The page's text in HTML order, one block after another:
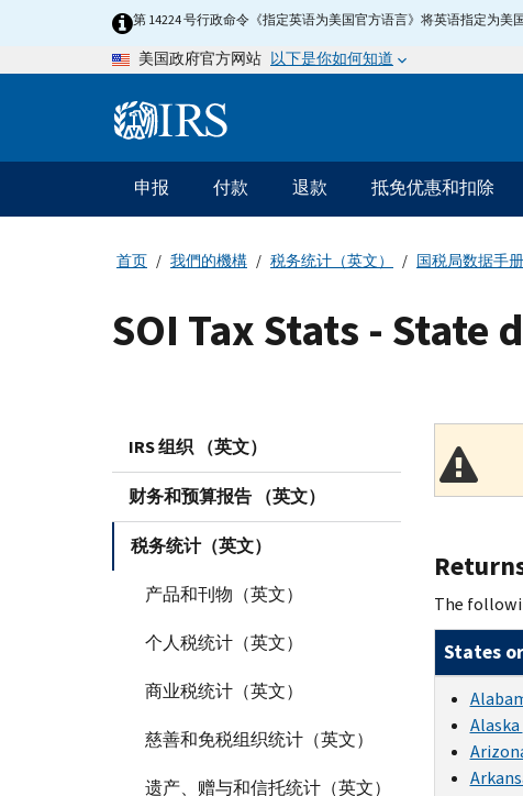
第 14224 号行政命令《指定英语为美国官方语言》将英语指定为
美国政府官方网站 以下是你如何知道
Information
主
要
导
申报 付款 退款 抵免优惠和扣除
首页 我們的機構 税务统计（英文） 国税局数据手册
SOI Tax Stats - State
IRS 组织 （英文）
财务和预算报告 （英文）
税务统计（英文）
产品和刊物（英文）
个人税统计（英文）
商业税统计（英文）
慈善和免税组织统计（英文）
遗产、赠与和信托统计（英文）
The
States
Alaska